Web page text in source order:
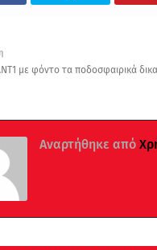
με φόντο τα ποδοσφαιρικά
Αναρτήθηκε από